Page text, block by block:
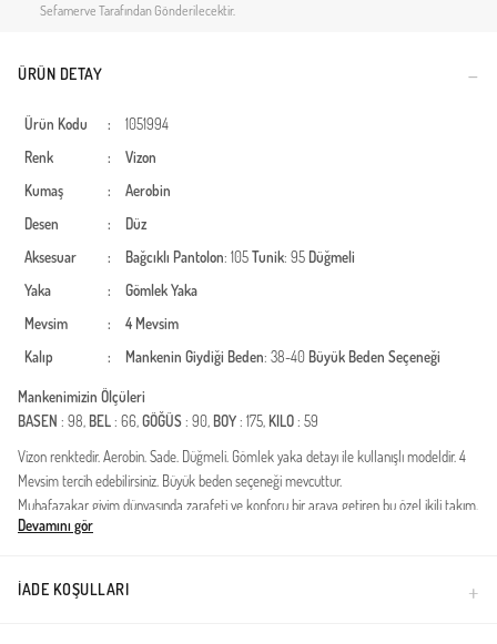
Sefamerve Tarafından Gönderilecektir.
ÜRÜN DETAY
Ürün Kodu :
1051994
Renk
:
Vizon
Kumaş
:
Aerobin
Desen
:
Düz
Aksesuar
: Bağcıklı Pantolon: 105Tunik: 95 Düğmeli
Yaka
:
Gömlek Yaka
Mevsim
:
4 Mevsim
Kalıp
: Mankenin Giydiği Beden: 38-40 Büyük Beden Seçeneği
Mankenimizin Ölçüleri
BASEN : 98, BEL: 66,GÖĞÜS: 90, BOY: 175, KILO: 59
Vizon renktedir. Aerobin. Sade. Düğmeli. Gömlek yaka detayı ile kullanışlı modeldir. 4
Mevsim tercih edebilirsiniz. Büyük beden seçeneği mevcuttur.
Muhafazakar giyim dünyasında zarafeti ve konforu bir araya getiren bu özel ikili takım,
gardırobunuzun en joker parçası olmaya aday. Dört mevsim kullanıma uygun yapısıyla
korur ve kırışıklıklara karşı direnç gösterir. Üst tunik kısmında yer alan kuşak detayı,
bel hattınızı nazikçe vurgularken, pantolondaki lastikli bel yapısı hareket
Devamını gör
İADE KOŞULLARI